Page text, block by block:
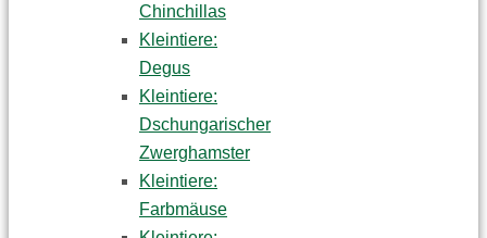
Chinchillas
Kleintiere:
Degus
Kleintiere:
Dschungarischer
Zwerghamster
Kleintiere:
Farbmäuse